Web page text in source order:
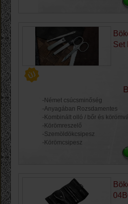
Set
-Német csúcsminőség
-Anyagában Rozsdamentes
-Kombinált olló / bőr és
-Körömreszelő
-Szemöldökcsipesz
-Körömcsipesz